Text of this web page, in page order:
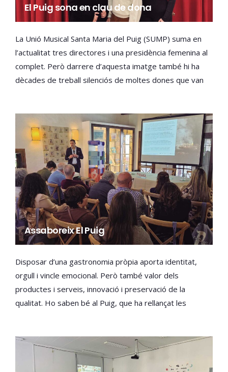
El Puig sona en clau de dona
La Unió Musical Santa Maria del Puig (SUMP) suma en
l’actualitat tres directores i una presidència femenina al
complet. Però darrere d’aquesta imatge també hi ha
dècades de treball silenciós de moltes dones que van
Assaboreix El Puig
Disposar d’una gastronomia pròpia aporta identitat,
orgull i vincle emocional. Però també valor dels
productes i serveis, innovació i preservació de la
qualitat. Ho saben bé al Puig, que ha rellançat les